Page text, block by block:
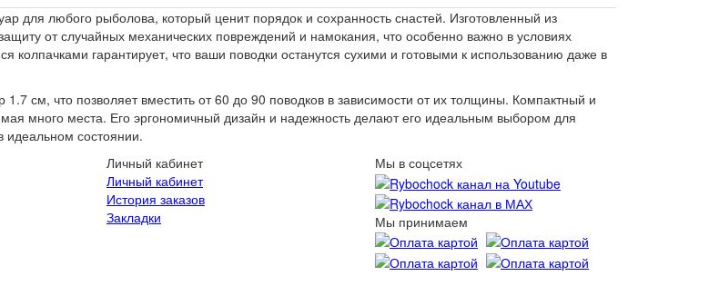
для любого рыболова, который ценит порядок и сохранность снастей. Изготовленный из
от случайных механических повреждений и намокания, что особенно важно в условиях
колпачками гарантирует, что ваши поводки останутся сухими и готовыми к использованию даже в
см, что позволяет вместить от 60 до 90 поводков в зависимости от их толщины. Компактный и
много места. Его эргономичный дизайн и надежность делают его идеальным выбором для
идеальном состоянии.
Личный кабинет
Личный кабинет
История заказов
Закладки
Мы в соцсетях
Мы принимаем